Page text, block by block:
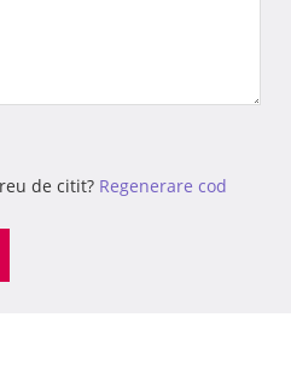
de citit? Regenerare cod